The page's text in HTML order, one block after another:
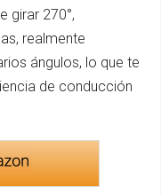
girar 270°,
realmente
ángulos, lo que te
de conducción